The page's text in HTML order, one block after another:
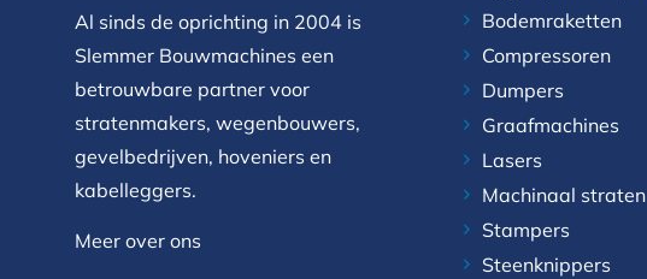
Al sinds de oprichting in 2004 is
Slemmer Bouwmachines een
betrouwbare partner voor
stratenmakers, wegenbouwers,
gevelbedrijven, hoveniers en
kabelleggers.
Meer over ons
Bodemraketten
Compressoren
Dumpers
Graafmachines
Lasers
Machinaal straten
Stampers
Steenknippers